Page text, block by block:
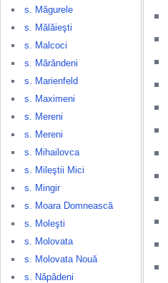
s. Măgurele
s. Mălăieşti
s. Malcoci
s. Mărăndeni
s. Marienfeld
s. Maximeni
s. Mereni
s. Mereni
s. Mihailovca
s. Mileştii Mici
s. Mingir
s. Moara Domnească
s. Moleşti
s. Molovata
s. Molovata Nouă
s. Năpădeni